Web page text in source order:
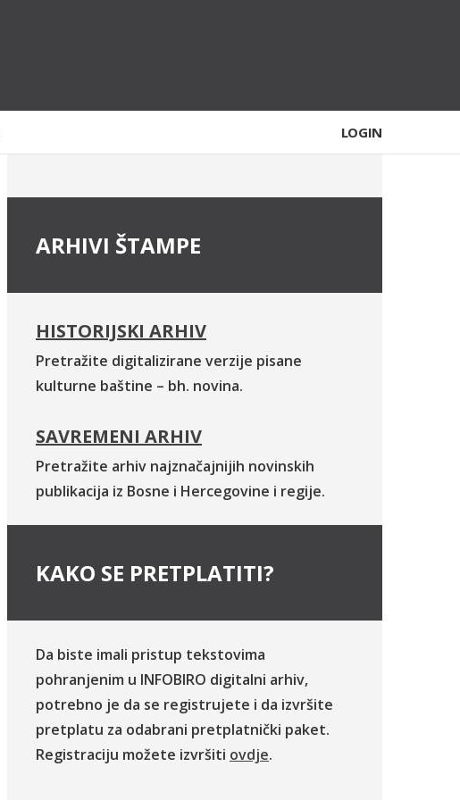
LOGIN
ARHIVI ŠTAMPE
HISTORIJSKI ARHIV
Pretražite digitalizirane verzije pisane
kulturne baštine – bh. novina.
SAVREMENI ARHIV
Pretražite arhiv najznačajnijih novinskih
publikacija iz Bosne i Hercegovine i regije.
KAKO SE PRETPLATITI?
Da biste imali pristup tekstovima
pohranjenim u INFOBIRO digitalni arhiv,
potrebno je da se registrujete i da izvršite
pretplatu za odabrani pretplatnički paket.
Registraciju možete izvršiti ovdje.